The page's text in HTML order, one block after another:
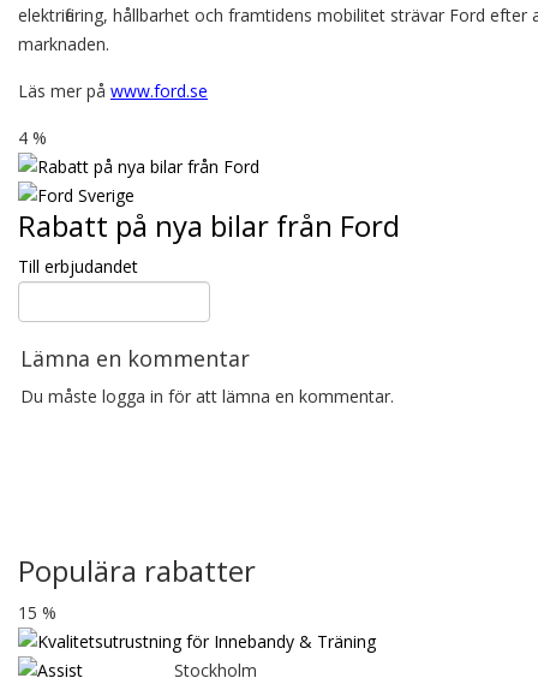
elektrifiering, hållbarhet och framtidens mobilitet strävar Ford efter
marknaden.
Läs mer på www.ford.se
4 %
Rabatt på nya bilar från Ford
Till erbjudandet
Lämna en kommentar
Du måste logga in för att lämna en kommentar.
Populära rabatter
15 %
Stockholm